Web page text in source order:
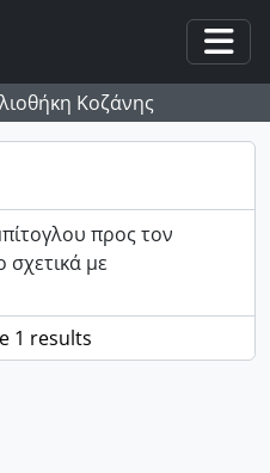
Κοζάνης
προς τον
με
1 results